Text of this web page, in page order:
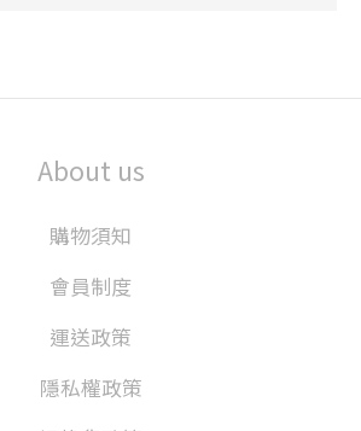
About us
購物須知
會員制度
運送政策
隱私權政策